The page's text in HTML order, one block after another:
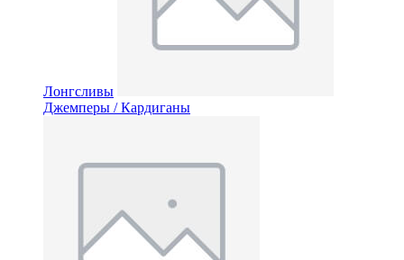
Лонгсливы
Джемперы / Кардиганы